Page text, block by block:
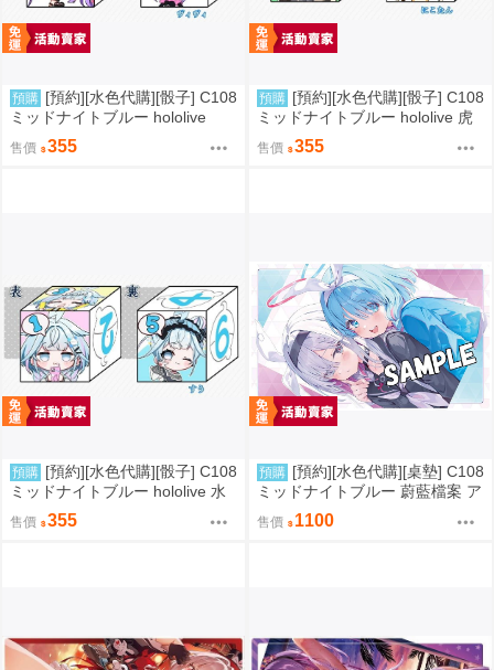
預購 [預約][水色代購][骰子] C108
ミッドナイトブルー hololive
綺々羅々ヴィヴィ
售價 355
預購 [預約][水色代購][骰子] C108
ミッドナイトブルー hololive 虎
金妃笑虎
售價 355
預購 [預約][水色代購][骰子] C108
ミッドナイトブルー hololive 水
售價 355
預購 [預約][水色代購][桌墊] C108
ミッドナイトブルー 蔚藍檔案 ア
ロナ＆プラナ
售價 1100